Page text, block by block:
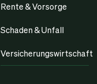
Rente & Vorsorge
Schaden & Unfall
Versicherungswirtschaft